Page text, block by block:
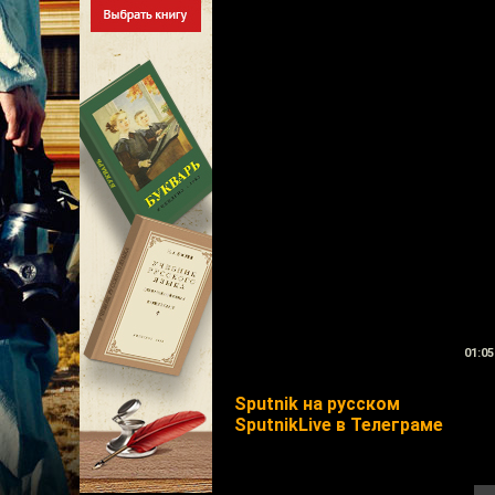
Sputnik на русском
SputnikLive в Телеграме